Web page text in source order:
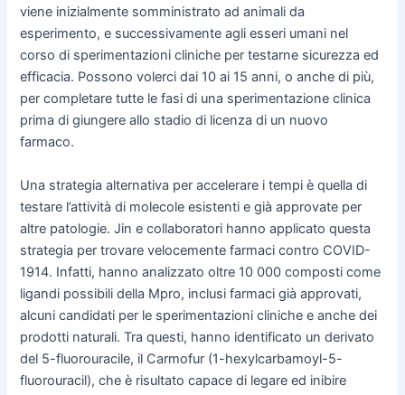
viene inizialmente somministrato ad animali da
esperimento, e successivamente agli esseri umani nel
corso di sperimentazioni cliniche per testarne sicurezza ed
efficacia. Possono volerci dai 10 ai 15 anni, o anche di più,
per completare tutte le fasi di una sperimentazione clinica
prima di giungere allo stadio di licenza di un nuovo
farmaco.
Una strategia alternativa per accelerare i tempi è quella di
testare l’attività di molecole esistenti e già approvate per
altre patologie. Jin e collaboratori hanno applicato questa
strategia per trovare velocemente farmaci contro COVID-
1914. Infatti, hanno analizzato oltre 10 000 composti come
ligandi possibili della Mpro, inclusi farmaci già approvati,
alcuni candidati per le sperimentazioni cliniche e anche dei
prodotti naturali. Tra questi, hanno identificato un derivato
del 5-fluorouracile, il Carmofur (1-hexylcarbamoyl-5-
fluorouracil), che è risultato capace di legare ed inibire